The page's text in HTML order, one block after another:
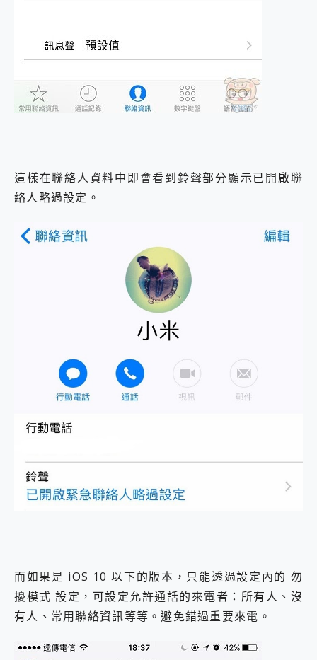
這樣在聯絡人資料中即會看到鈴聲部分顯示已開啟聯
絡人略過設定。
而如果是 iOS 10 以下的版本，只能透過設定內的 勿
擾模式 設定，可設定允許通話的來電者：所有人、沒
有人、常用聯絡資訊等等。避免錯過重要來電。